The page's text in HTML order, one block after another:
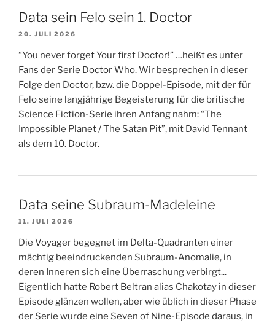
Data sein Felo sein 1. Doctor
20. JULI 2026
“You never forget Your first Doctor!” …heißt es unter
Fans der Serie Doctor Who. Wir besprechen in dieser
Folge den Doctor, bzw. die Doppel-Episode, mit der für
Felo seine langjährige Begeisterung für die britische
Science Fiction-Serie ihren Anfang nahm: “The
Impossible Planet / The Satan Pit”, mit David Tennant
als dem 10. Doctor.
Data seine Subraum-Madeleine
11. JULI 2026
Die Voyager begegnet im Delta-Quadranten einer
mächtig beeindruckenden Subraum-Anomalie, in
deren Inneren sich eine Überraschung verbirgt...
Eigentlich hatte Robert Beltran alias Chakotay in dieser
Episode glänzen wollen, aber wie üblich in dieser Phase
der Serie wurde eine Seven of Nine-Episode daraus, in